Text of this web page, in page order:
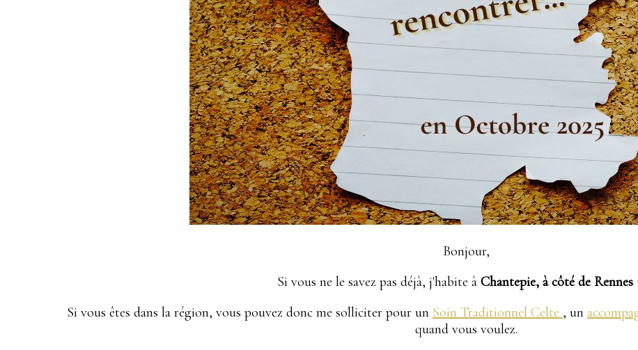
Bonjour,
Si vous ne le savez pas déjà, j'habite à Chantepie, à côté de Rennes
Si vous êtes dans la région, vous pouvez donc me solliciter pour un Soin Traditionnel Celte , un
quand vous voulez.